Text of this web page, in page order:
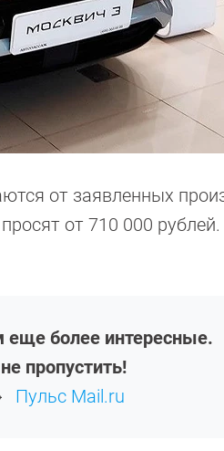
от заявленных
от 710 000
еще более интересные.
пропустить!
Пульс Mail.ru